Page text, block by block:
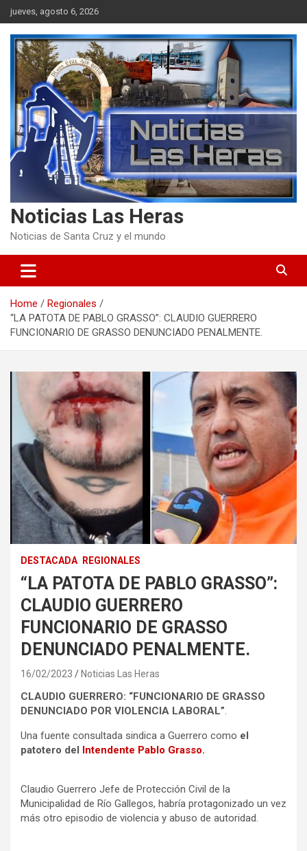
Skip
to
content
jueves, agosto 6, 2026
Noticias Las Heras
Noticias de Santa Cruz y el mundo
Home
Regionales
“LA PATOTA DE PABLO GRASSO”: CLAUDIO GUERRERO
FUNCIONARIO DE GRASSO DENUNCIADO PENALMENTE.
DESTACADA REGIONALES
“LA PATOTA DE PABLO GRASSO”:
CLAUDIO GUERRERO
FUNCIONARIO DE GRASSO
DENUNCIADO PENALMENTE.
16/02/2023 Noticias Las Heras
CLAUDIO GUERRERO: “FUNCIONARIO DE GRASSO
DENUNCIADO POR VIOLENCIA LABORAL”.
Una fuente consultada sindica a Guerrero como el
patotero del Intendente Pablo Grasso.
Claudio Guerrero Jefe de Protección Civil de la
Municipalidad de Río Gallegos, habría protagonizado un vez
más otro episodio de violencia y abuso de autoridad.